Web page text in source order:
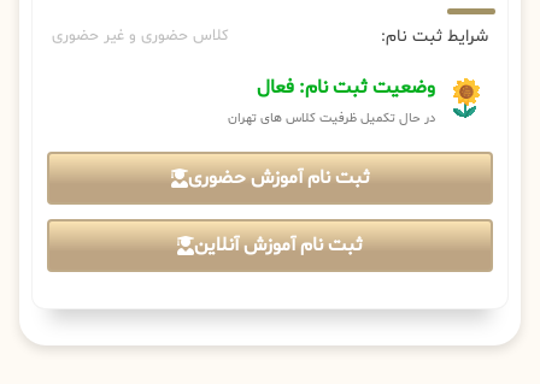
شرایط ثبت نام: کلاس حضوری و غیر حضوری
وضعیت ثبت نام: فعال
در حال تکمیل ظرفیت کلاس های تهران
ثبت نام آموزش حضوری
ثبت نام آموزش آنلاین